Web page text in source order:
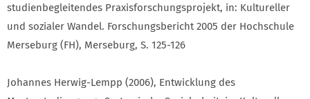
studienbegleitendes Praxisforschungsprojekt, in: Kultureller
und sozialer Wandel. Forschungsbericht 2005 der Hochschule
Merseburg (FH), Merseburg, S. 125-126
Johannes Herwig-Lempp (2006), Entwicklung des